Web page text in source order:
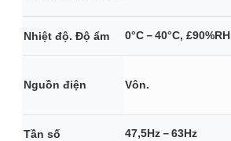
Nhiệt độ. Độ ẩm 0°C－40°C, £90%RH
Nguồn điện Vôn.
Tần số 47,5Hz－63Hz